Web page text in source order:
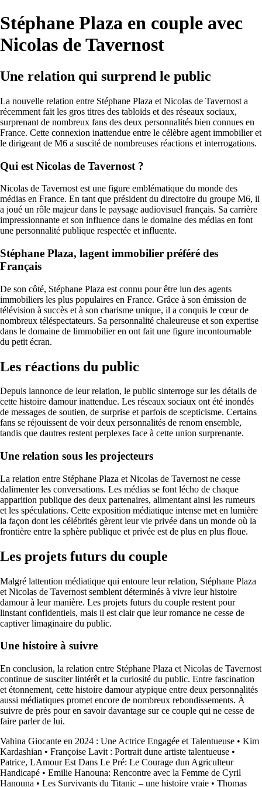
Stéphane Plaza en couple avec
Nicolas de Tavernost
Une relation qui surprend le public
La nouvelle relation entre Stéphane Plaza et Nicolas de Tavernost a
récemment fait les gros titres des tabloïds et des réseaux sociaux,
surprenant de nombreux fans des deux personnalités bien connues en
France. Cette connexion inattendue entre le célèbre agent immobilier et
le dirigeant de M6 a suscité de nombreuses réactions et interrogations.
Qui est Nicolas de Tavernost ?
Nicolas de Tavernost est une figure emblématique du monde des
médias en France. En tant que président du directoire du groupe M6, il
a joué un rôle majeur dans le paysage audiovisuel français. Sa carrière
impressionnante et son influence dans le domaine des médias en font
une personnalité publique respectée et influente.
Stéphane Plaza, lagent immobilier préféré des
Français
De son côté, Stéphane Plaza est connu pour être lun des agents
immobiliers les plus populaires en France. Grâce à son émission de
télévision à succès et à son charisme unique, il a conquis le cœur de
nombreux téléspectateurs. Sa personnalité chaleureuse et son expertise
dans le domaine de limmobilier en ont fait une figure incontournable
du petit écran.
Les réactions du public
Depuis lannonce de leur relation, le public sinterroge sur les détails de
cette histoire damour inattendue. Les réseaux sociaux ont été inondés
de messages de soutien, de surprise et parfois de scepticisme. Certains
fans se réjouissent de voir deux personnalités de renom ensemble,
tandis que dautres restent perplexes face à cette union surprenante.
Une relation sous les projecteurs
La relation entre Stéphane Plaza et Nicolas de Tavernost ne cesse
dalimenter les conversations. Les médias se font lécho de chaque
apparition publique des deux partenaires, alimentant ainsi les rumeurs
et les spéculations. Cette exposition médiatique intense met en lumière
la façon dont les célébrités gèrent leur vie privée dans un monde où la
frontière entre la sphère publique et privée est de plus en plus floue.
Les projets futurs du couple
Malgré lattention médiatique qui entoure leur relation, Stéphane Plaza
et Nicolas de Tavernost semblent déterminés à vivre leur histoire
damour à leur manière. Les projets futurs du couple restent pour
linstant confidentiels, mais il est clair que leur romance ne cesse de
captiver limaginaire du public.
Une histoire à suivre
En conclusion, la relation entre Stéphane Plaza et Nicolas de Tavernost
continue de susciter lintérêt et la curiosité du public. Entre fascination
et étonnement, cette histoire damour atypique entre deux personnalités
aussi médiatiques promet encore de nombreux rebondissements. À
suivre de près pour en savoir davantage sur ce couple qui ne cesse de
faire parler de lui.
Vahina Giocante en 2024 : Une Actrice Engagée et Talentueuse • Kim
Kardashian • Françoise Lavit : Portrait dune artiste talentueuse •
Patrice, LAmour Est Dans Le Pré: Le Courage dun Agriculteur
Handicapé • Emilie Hanouna: Rencontre avec la Femme de Cyril
Hanouna • Les Survivants du Titanic – une histoire vraie • Thomas